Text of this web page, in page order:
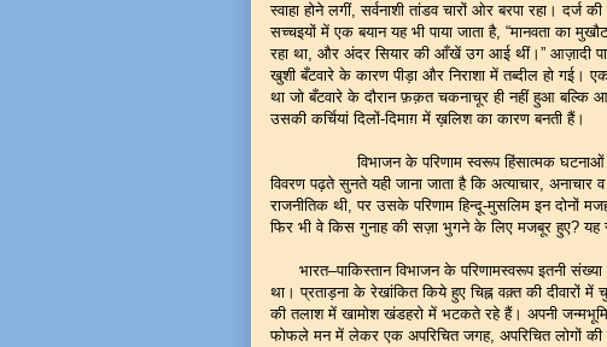
स्वाहा होने लगीं, सर्वनाशी तांडव चारों ओर बरपा रहा। दर्ज की
सच्चइयों में एक बयान यह भी पाया जाता है, “मानवता का
रहा था, और अंदर सियार की आँखें उग आई थीं। ” आज़ादी
खुशी बँटवारे के कारण पीड़ा और निराशा में तब्दील हो गई।
था जो बँटवारे के दौरान फ़क़त चकनाचूर ही नहीं हुआ बल्कि
उसकी कर्चियां दिलों-दिमाग़ में ख़लिश का कारण बनती हैं।
विभाजन के परिणाम स्वरूप हिंसात्मक घटनाओं
विवरण पढ़ते सुनते यही जाना जाता है कि अत्याचार, अनाचार
राजनीतिक थी, पर उसके परिणाम हिन्दू-मुसलिम इन दोनों
फिर भी वे किस गुनाह की सज़ा भुगने के लिए मजबूर हुए? यह
भारत–पाकिस्तान विभाजन के परिणामस्वरूप इतनी
था। प्रताड़ना के रेखांकित किये हुए चिह्न वक़्त की दीवारों
की तलाश में खामोश खंडहरो में भटकते रहे हैं। अपनी
फोफले मन में लेकर एक अपरिचित जगह, अपरिचित लोगों